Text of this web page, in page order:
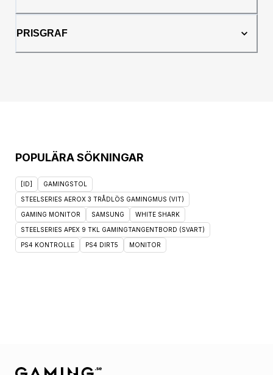
PRISGRAF
POPULÄRA SÖKNINGAR
[ID] GAMINGSTOL
STEELSERIES AEROX 3 TRÅDLÖS GAMINGMUS (VIT)
GAMING MONITOR SAMSUNG WHITE SHARK
STEELSERIES APEX 9 TKL GAMINGTANGENTBORD (SVART)
PS4 KONTROLLE PS4 DIRT5 MONITOR